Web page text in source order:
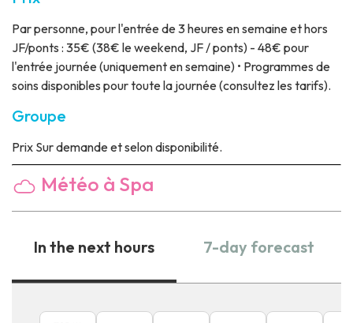
Par personne, pour l'entrée de 3 heures en semaine et hors
JF/ponts : 35€ (38€ le weekend, JF / ponts) - 48€ pour
l'entrée journée (uniquement en semaine) • Programmes de
soins disponibles pour toute la journée (consultez les tarifs).
Groupe
Prix Sur demande et selon disponibilité.
Météo à Spa
In the next hours 7-day forecast